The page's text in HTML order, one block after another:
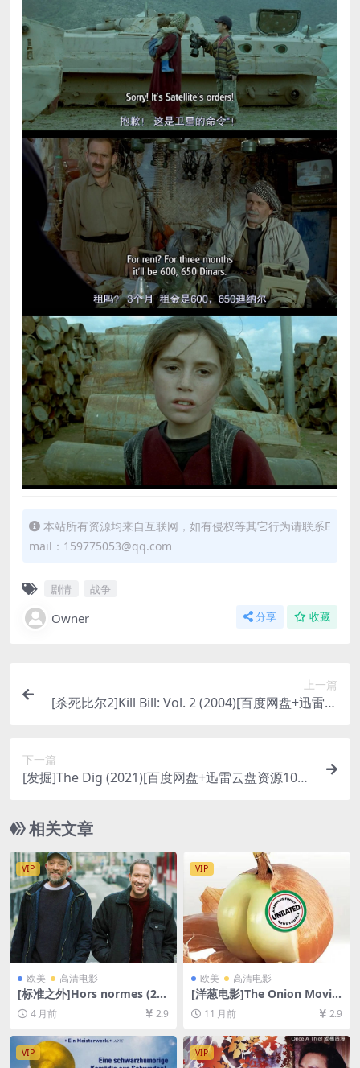
本站所有资源均来自互联网，如有侵权等其它行为请联系E
mail：159775053@qq.com
剧情 战争
Owner 分享 收藏
上一篇
[杀死比尔2]Kill Bill: Vol. 2 (2004)[百度网盘+迅雷云
下一篇
[发掘]The Dig (2021)[百度网盘+迅雷云盘资源1080
相关文章
VIP
欧美 高清电影
[标准之外]Hors normes (20
19)[百度网盘+夸克网盘1080P
超清未删减资源][网盘在线播
放/下载][MP4/7.8GB][中文字
幕]
4 月前 2.9
VIP
欧美 高清电影
[洋葱电影]The Onion Movie
(2008)[百度网盘+夸克网盘10
80P超清未删减资源][网盘在
线播放/下载][MP4/6GB][中英
字幕]
11 月前 2.9
VIP VIP